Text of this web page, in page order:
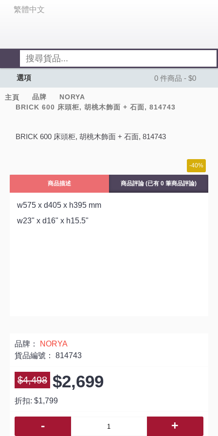
繁體中文
0 件商品 - $0
選項
主頁 品牌
NORYA
BRICK 600 床頭柜, 胡桃木飾面 + 石面, 814743
BRICK 600 床頭柜, 胡桃木飾面 + 石面, 814743
-40%
商品描述 商品評論 (已有 0 筆商品評論)
w575 x d405 x h395 mm
w23" x d16" x h15.5"
品牌：
NORYA
貨品編號： 814743
$4,498 $2,699
折扣: $1,799
- +